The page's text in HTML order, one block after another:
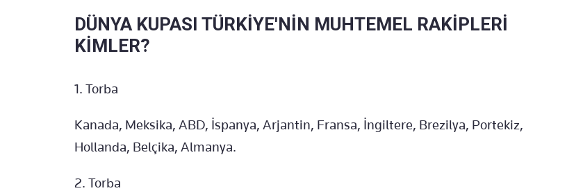
DÜNYA KUPASI TÜRKİYE'NİN MUHTEMEL RAKİPLERİ
KİMLER?
1.⁠ ⁠Torba
Kanada, Meksika, ABD, İspanya, Arjantin, Fransa, İngiltere, Brezilya, Portekiz,
Hollanda, Belçika, Almanya.
2.⁠ ⁠Torba